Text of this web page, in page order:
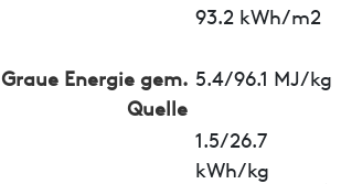
93.2 kWh/m2
Graue Energie gem.
Quelle
5.4/96.1 MJ/kg
1.5/26.7
kWh/kg